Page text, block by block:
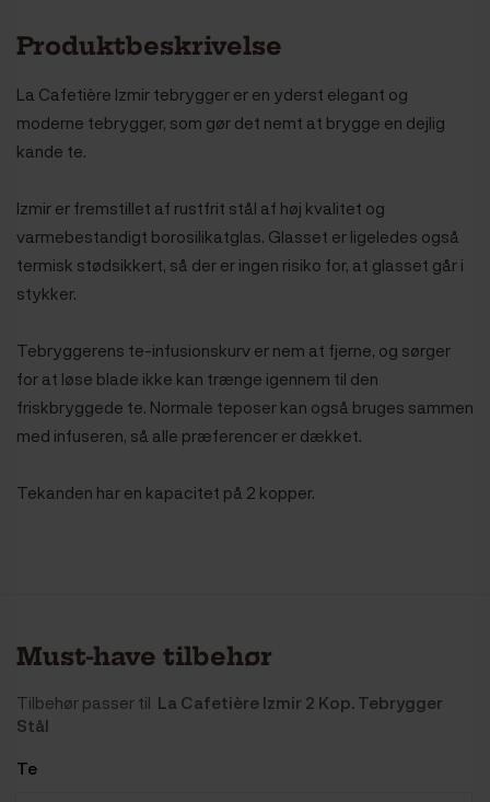
Produktbeskrivelse
La Cafetière Izmir tebrygger er en yderst elegant og
moderne tebrygger, som gør det nemt at brygge en dejlig
kande te.
Izmir er fremstillet af rustfrit stål af høj kvalitet og
varmebestandigt borosilikatglas. Glasset er ligeledes også
termisk stødsikkert, så der er ingen risiko for, at glasset går i
stykker.
Tebryggerens te-infusionskurv er nem at fjerne, og sørger
for at løse blade ikke kan trænge igennem til den
friskbryggede te. Normale teposer kan også bruges sammen
med infuseren, så alle præferencer er dækket.
Tekanden har en kapacitet på 2 kopper.
Must-have tilbehør
Tilbehør passer til La Cafetière Izmir 2 Kop. Tebrygger
Stål
Te